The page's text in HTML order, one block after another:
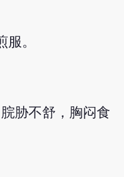
。
胁不舒，胸闷食